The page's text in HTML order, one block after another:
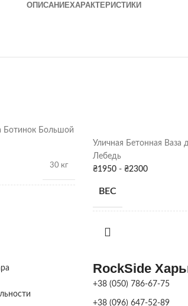
ОПИСАНИЕХАРАКТЕРИСТИКИ
Ботинок Большой
30 кг
Уличная Бетонная Ваза
Лебедь
₴1950 - ₴2300
ВЕС
РАЗМЕРЫ
ПОКРАСКА
ДЕКОРА
RockSide
+38 (050) 786-67-75
+38 (096) 647-52-89